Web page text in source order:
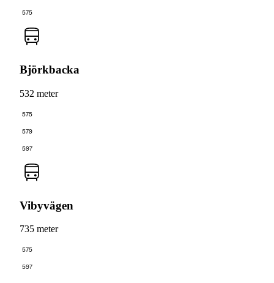
575
Björkbacka
532 meter
575
579
597
Vibyvägen
735 meter
575
597